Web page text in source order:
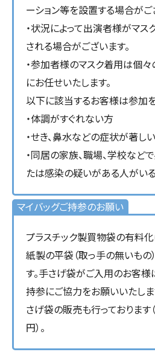
ーション等を設置する場合がご
・状況によって出演者様がマス
される場合がございます。
・参加者様のマスク着用は個
にお任せいたします。
以下に該当するお客様は参加
・体調がすぐれない方
・せき、鼻水などの症状が著し
・同居の家族、職場、学校など
たは感染の疑いがある人がい
マイバッグご持参のお願い
プラスチック製買物袋の有料
紙製の平袋（取っ手の無いもの
す。手さげ袋がご入用のお客様
持参にご協力をお願いいたし
さげ袋の販売も行っております
円）。